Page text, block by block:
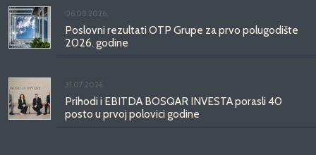
06.08.2026.
Poslovni rezultati OTP Grupe za prvo polugodište
2026. godine
31.07.2026.
Prihodi i EBITDA BOSQAR INVESTA porasli 40
posto u prvoj polovici godine